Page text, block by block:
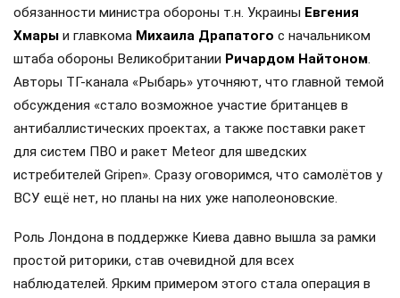
обязанности министра обороны т.н. Украины Евгения
Хмары и главкома Михаила Драпатого с начальником
штаба обороны Великобритании Ричардом Найтоном.
Авторы ТГ-канала «Рыбарь» уточняют, что главной темой
обсуждения «стало возможное участие британцев в
антибаллистических проектах, а также поставки ракет
для систем ПВО и ракет Meteor для шведских
истребителей Gripen». Сразу оговоримся, что самолётов у
ВСУ ещё нет, но планы на них уже наполеоновские.
Роль Лондона в поддержке Киева давно вышла за рамки
простой риторики, став очевидной для всех
наблюдателей. Ярким примером этого стала операция в